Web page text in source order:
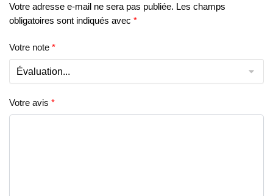
Votre adresse e-mail ne sera pas publiée. Les champs
obligatoires sont indiqués avec *
Votre note *
Votre avis *